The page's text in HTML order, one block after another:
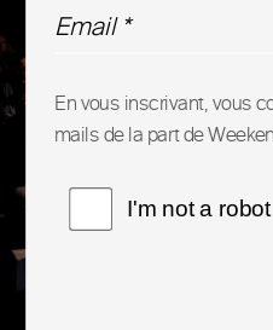
En vous inscrivant, vous
mails de la part de